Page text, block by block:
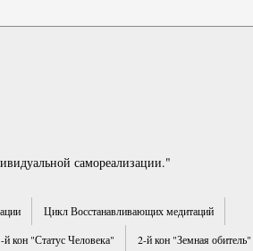
самореализации."
Цикл Восстанавливающих медитаций
й кон "Статус Человека"
2-й кон "Земная обитель"